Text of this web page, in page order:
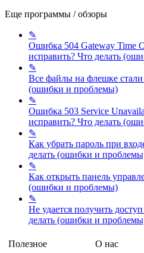
Еще программы / обзоры
✎
Ошибка 504 Gateway Time
исправить? Что делать
✎
Все файлы на флешке
(ошибки и проблемы)
✎
Ошибка 503 Service
исправить? Что делать
✎
Как убрать пароль при
делать (ошибки и
✎
Как открыть панель
(ошибки и проблемы)
✎
Не удается получить доступ
делать (ошибки и
Полезное
О нас